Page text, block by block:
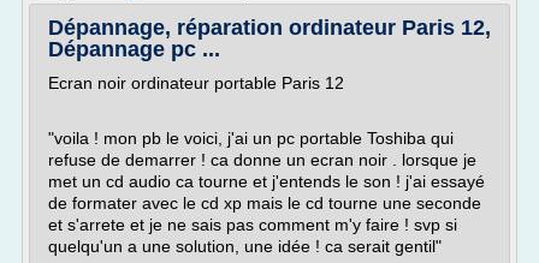
Dépannage, réparation ordinateur Paris 12,
Dépannage pc ...
Ecran noir ordinateur portable Paris 12
"voila ! mon pb le voici, j'ai un pc portable Toshiba qui
refuse de demarrer ! ca donne un ecran noir . lorsque je
met un cd audio ca tourne et j'entends le son ! j'ai essayé
de formater avec le cd xp mais le cd tourne une seconde
et s'arrete et je ne sais pas comment m'y faire ! svp si
quelqu'un a une solution, une idée ! ca serait gentil"